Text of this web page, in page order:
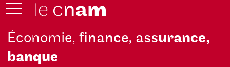
Économie,finance, assurance,
banque